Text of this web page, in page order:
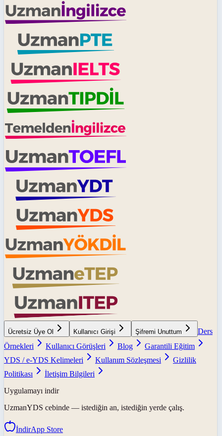
Ücretsiz Üye Ol Kullanıcı Girişi Şifremi Unuttum
Ders
Örnekleri
Kullanıcı Görüşleri Blog
Garantili Eğitim
YDS / e-YDS Kelimeleri
Kullanım Sözleşmesi
Gizlilik
Politikası
İletişim Bilgileri
Uygulamayı indir
UzmanYDS cebinde — istediğin an, istediğin yerde çalış.
İndirApp Store